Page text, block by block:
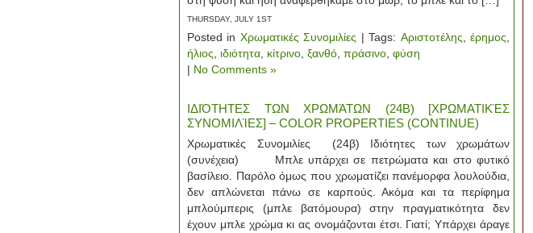
THURSDAY, JULY 1ST
Posted in Χρωματικές Συνομιλίες | Tags: Αριστοτέλης ,έρημος
ήλιος
ιδιότητα κίτρινο ξανθό πράσινο φύση
| No Comments »
ΙΔΙΌΤΗΤΕΣ ΤΩΝ ΧΡΩΜΆΤΩΝ (24Β) [ΧΡΩΜΑΤΙΚΈΣ
ΣΥΝΟΜΙΛΊΕΣ] – COLOR PROPERTIES (CONTINUE)
Χρωματικές Συνομιλίες (24β) Ιδιότητες των χρωμάτων
(συνέχεια) Μπλε υπάρχει σε πετρώματα και στο φυτικό
βασίλειο. Παρόλο όμως που χρωματίζει πανέμορφα λουλούδια,
δεν απλώνεται πάνω σε καρπούς. Ακόμα και τα περίφημα
μπλούμπερις (μπλε βατόμουρα) στην πραγματικότητα δεν
έχουν μπλε χρώμα κι ας ονομάζονται έτσι. Γιατί; Υπάρχει άραγε